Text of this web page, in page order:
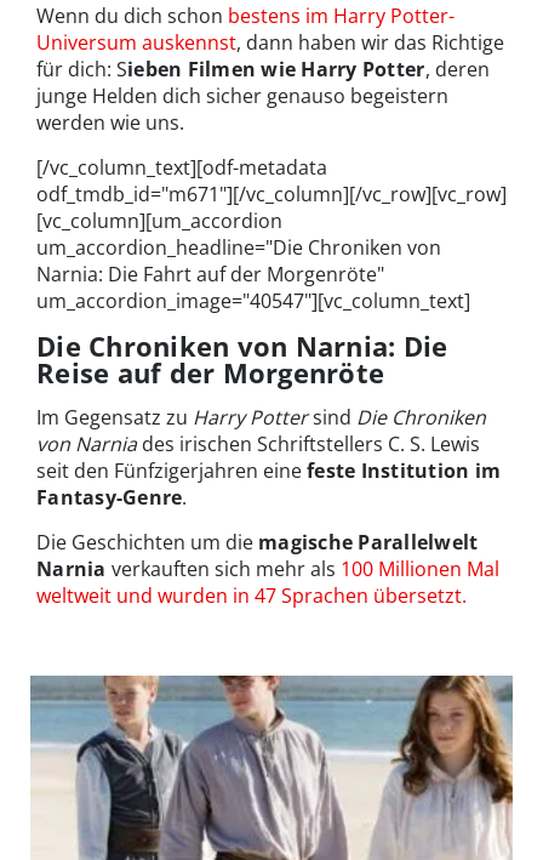
Wenn du dich schon bestens im Harry Potter-
Universum auskennst, dann haben wir das Richtige
für dich: Sieben Filmen wie Harry Potter, deren
junge Helden dich sicher genauso begeistern
werden wie uns.
[/vc_column_text][odf-metadata
odf_tmdb_id="m671"][/vc_column][/vc_row][vc_row]
[vc_column][um_accordion
um_accordion_headline="Die Chroniken von
Narnia: Die Fahrt auf der Morgenröte"
um_accordion_image="40547"][vc_column_text]
Die Chroniken von Narnia: Die
Reise auf der Morgenröte
Im Gegensatz zu Harry Pottersind Die Chroniken
von Narniades irischen Schriftstellers C. S. Lewis
seit den Fünfzigerjahren einefeste Institution im
Fantasy-Genre.
Die Geschichten um die magische Parallelwelt
Narnia verkauften sich mehr als 100 Millionen Mal
weltweit und wurden in 47 Sprachen übersetzt.